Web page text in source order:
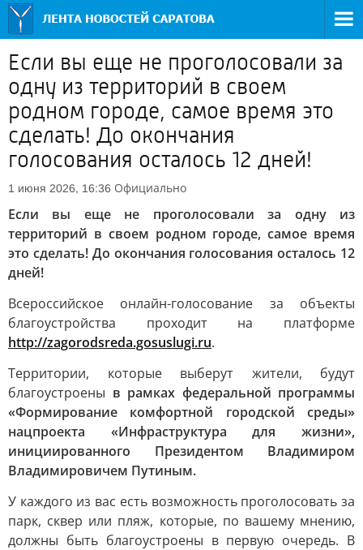
Если вы еще не проголосовали за
одну из территорий в своем
родном городе, самое время это
сделать! До окончания
голосования осталось 12 дней!
1 июня 2026, 16:36 Официально
Если вы еще не проголосовали за одну из
территорий в своем родном городе, самое время
это сделать! До окончания голосования осталось 12
дней!
Всероссийское онлайн-голосование за объекты
благоустройства проходит на платформе
http://zagorodsreda.gosuslugi.ru.
Территории, которые выберут жители, будут
благоустроены в рамках федеральной программы
«Формирование комфортной городской среды»
нацпроекта «Инфраструктура для жизни»,
инициированного Президентом Владимиром
Владимировичем Путиным.
У каждого из вас есть возможность проголосовать за
парк, сквер или пляж, которые, по вашему мнению,
должны быть благоустроены в первую очередь. В